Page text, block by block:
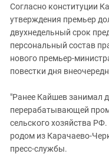
Северная Осетия - Алания
СКФО
Чечня
Южный Кавказ
ЮФО
Согласно конституции
утверждения премьер
двухнедельный срок
персональный состав
нового премьер-
повестки дня
"Ранее Кайшев занимал
перерабатывающей
сельского хозяйства
родом из Карачаево-
пресс-службы.